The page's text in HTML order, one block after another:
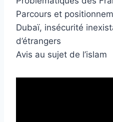
Parcours et
Dubaï, insécurité
d’étrangers
Avis au sujet de l’islam